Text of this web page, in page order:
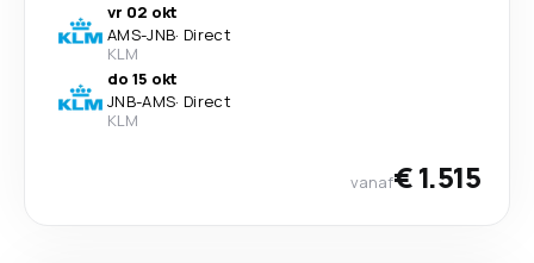
vr 02 okt
AMS-JNB· Direct
KLM
do 15 okt
JNB-AMS· Direct
KLM
vanaf€ 1.515